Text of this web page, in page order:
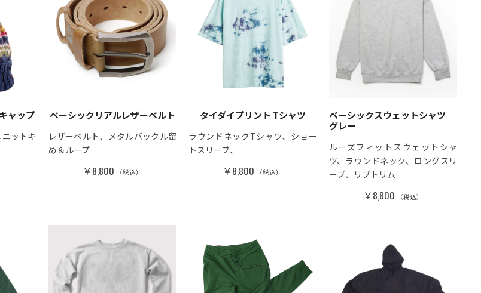
ャップ
ットキ
ベーシックリアルレザーベルト
レザーベルト、メタルバックル留
め＆ループ
￥8,800 （税込）
タイダイプリント Tシャツ
ラウンドネックTシャツ、ショー
トスリーブ、
￥8,800 （税込）
ベーシックスウェットシャツ
グレー
ルーズフィットスウェットシャ
ツ、ラウンドネック、ロングスリ
ーブ、リブトリム
￥8,800 （税込）